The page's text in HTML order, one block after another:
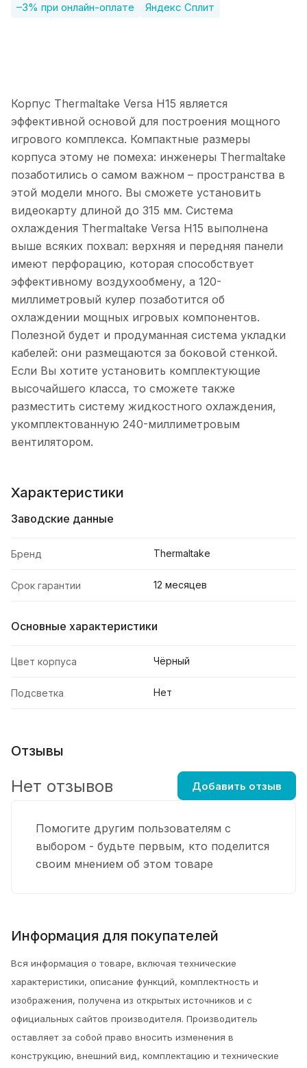
–3% при онлайн-оплате Яндекс Сплит
Корпус Thermaltake Versa H15 является
эффективной основой для построения мощного
игрового комплекса. Компактные размеры
корпуса этому не помеха: инженеры Thermaltake
позаботились о самом важном – пространства в
этой модели много. Вы сможете установить
видеокарту длиной до 315 мм. Система
охлаждения Thermaltake Versa H15 выполнена
выше всяких похвал: верхняя и передняя панели
имеют перфорацию, которая способствует
эффективному воздухообмену, а 120-
миллиметровый кулер позаботится об
охлаждении мощных игровых компонентов.
Полезной будет и продуманная система укладки
кабелей: они размещаются за боковой стенкой.
Если Вы хотите установить комплектующие
высочайшего класса, то сможете также
разместить систему жидкостного охлаждения,
укомплектованную 240-миллиметровым
вентилятором.
Характеристики
Заводские данные
Бренд Thermaltake
Срок гарантии 12 месяцев
Основные характеристики
Цвет корпуса Чёрный
Подсветка Нет
Отзывы
Помогите другим пользователям с
выбором - будьте первым, кто поделится
своим мнением об этом товаре
Нет отзывов Добавить отзыв
Информация для покупателей
Вся информация о товаре, включая технические
характеристики, описание функций, комплектность и
изображения, получена из открытых источников и с
официальных сайтов производителя. Производитель
оставляет за собой право вносить изменения в
конструкцию, внешний вид, комплектацию и технические